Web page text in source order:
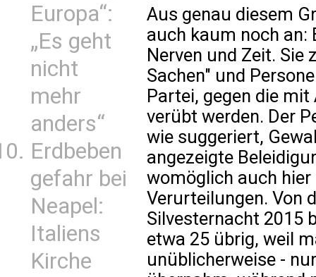
Europa“:
„Es geht
nicht
mehr
anders“
Erdbeben
gefahr bei
Neapel:
Italiens
Kirche
Aus genau diesem
auch kaum noch an:
Nerven und Zeit. Sie
Sachen" und
Partei, gegen die
verübt werden. Der
wie suggeriert,
angezeigte
womöglich auch hier
Verurteilungen. Von
Silvesternacht 2015
etwa 25 übrig, weil
unüblicherweise -